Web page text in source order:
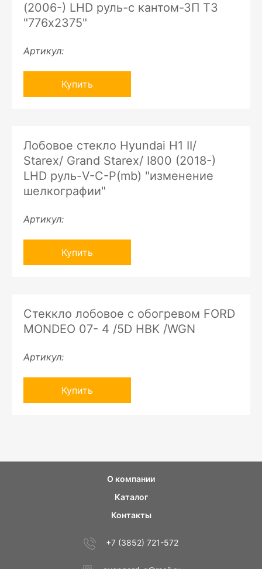
(2006-) LHD руль-с кантом-ЗП ТЗ
"776х2375"
Артикул:
Купить
Лобовое стекло Hyundai H1 II/
Starex/ Grand Starex/ I800 (2018-)
LHD руль-V-C-P(mb) "изменение
шелкографии"
Артикул:
Купить
Стеккло лобовое с обогревом FORD
MONDEO 07- 4 /5D HBK /WGN
Артикул:
Купить
О компании
Каталог
Контакты
+7 (3852) 721-572